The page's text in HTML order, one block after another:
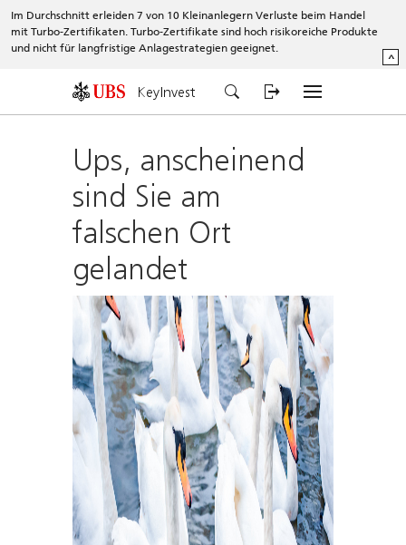
Im Durchschnitt erleiden 7 von 10 Kleinanlegern Verluste beim Handel
mit Turbo-Zertifikaten. Turbo-Zertifikate sind hoch risikoreiche Produkte
und nicht für langfristige Anlagestrategien geeignet.
^
KeyInvest
Ups, anscheinend
sind Sie am
falschen Ort
gelandet